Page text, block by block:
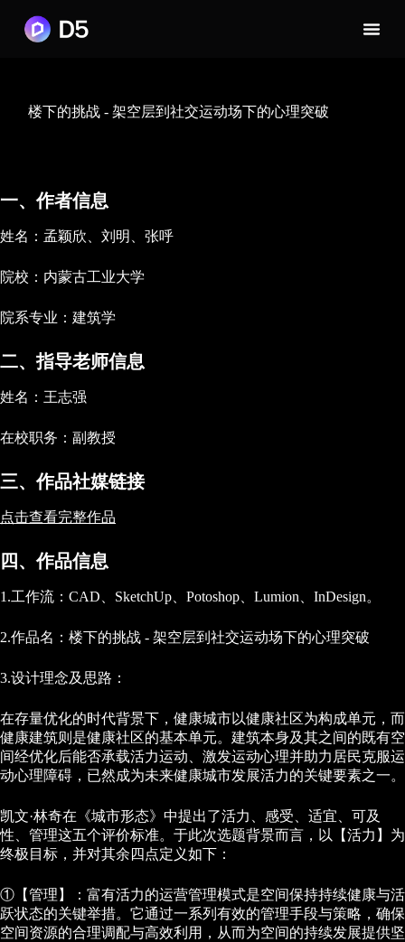
楼下的挑战 - 架空层到社交运动场下的心理突破
一、作者信息
姓名：孟颖欣、刘明、张呼
院校：内蒙古工业大学
院系专业：建筑学
二、指导老师信息
姓名：王志强
在校职务：副教授
三、作品社媒链接
点击查看完整作品
四、作品信息
1.工作流：CAD、SketchUp、Potoshop、Lumion、InDesign。
2.作品名：楼下的挑战 - 架空层到社交运动场下的心理突破
3.设计理念及思路：
在存量优化的时代背景下，健康城市以健康社区为构成单元，而
健康建筑则是健康社区的基本单元。建筑本身及其之间的既有空
间经优化后能否承载活力运动、激发运动心理并助力居民克服运
动心理障碍，已然成为未来健康城市发展活力的关键要素之一。
凯文·林奇在《城市形态》中提出了活力、感受、适宜、可及
性、管理这五个评价标准。于此次选题背景而言，以【活力】为
终极目标，并对其余四点定义如下：
①【管理】：富有活力的运营管理模式是空间保持持续健康与活
跃状态的关键举措。它通过一系列有效的管理手段与策略，确保
空间资源的合理调配与高效利用，从而为空间的持续发展提供坚